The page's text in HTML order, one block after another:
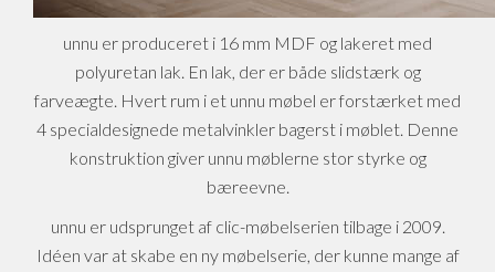
unnu er produceret i 16 mm MDF og lakeret med
polyuretan lak. En lak, der er både slidstærk og
farveægte. Hvert rum i et unnu møbel er forstærket med
4 specialdesignede metalvinkler bagerst i møblet. Denne
konstruktion giver unnu møblerne stor styrke og
bæreevne.
unnu er udsprunget af clic-møbelserien tilbage i 2009.
Idéen var at skabe en ny møbelserie, der kunne mange af